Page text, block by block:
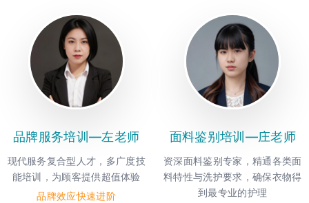
品牌服务培训—左老师
现代服务复合型人才，多广度技
能培训，为顾客提供超值体验
品牌效应快速进阶
面料鉴别培训—庄老师
资深面料鉴别专家，精通各类面
料特性与洗护要求，确保衣物得
到最专业的护理